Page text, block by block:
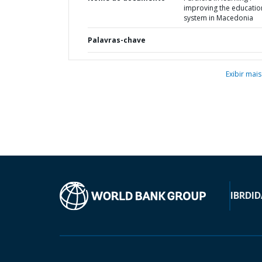
improving the
system in Macedonia
Palavras-chave
Exibir mais
IBRD